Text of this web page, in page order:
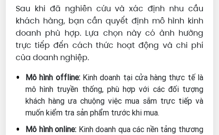
Sau khi đã nghiên cứu và xác định nhu cầu
khách hàng, bạn cần quyết định mô hình kinh
doanh phù hợp. Lựa chọn này có ảnh hưởng
trực tiếp đến cách thức hoạt động và chi phí
của doanh nghiệp.
Mô hình offline:Kinh doanh tại cửa hàng thực tế là
mô hình truyền thống, phù hợp với các đối tượng
khách hàng ưa chuộng việc mua sắm trực tiếp và
muốn kiểm tra sản phẩm trước khi mua.
Mô hình online: Kinh doanh qua các nền tảng thương